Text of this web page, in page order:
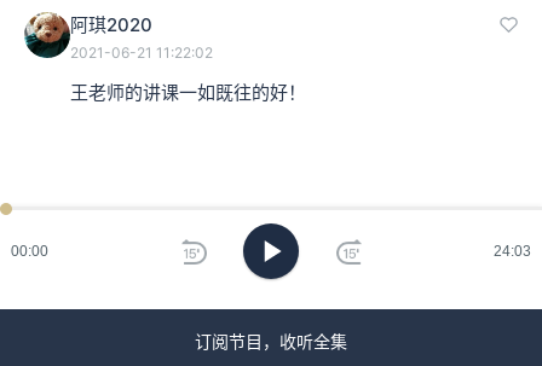
00:00 24:03
阿琪2020
2021-06-21 11:22:02
王老师的讲课一如既往的好！
订阅节目，收听全集